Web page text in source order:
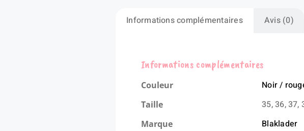
Informations complémentaires Avis (0)
Informations complémentaires
Couleur Noir /
Taille 35, 36, 37,
Marque Blaklader